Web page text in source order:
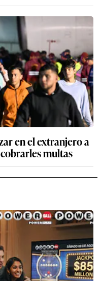
en el extranjero a
multas